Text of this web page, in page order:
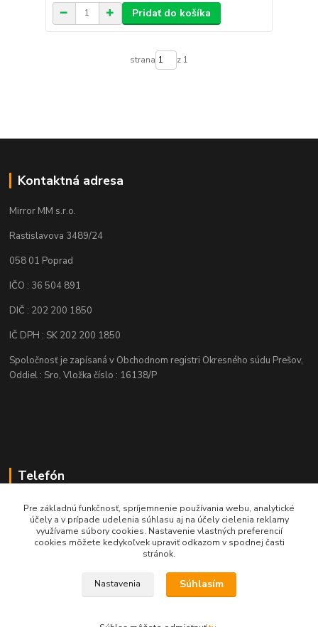
Pridať do košíka
strana z 1
Kontaktná adresa
Mirror MM s.r.o.
Rastislavova 3489/24
058 01 Poprad
IČO : 36 504 891
DIČ : 202 200 1850
IČ DPH : SK 202 200 1850
Spoločnosť je zapísaná v Obchodnom registri Okresného súdu Prešov,
Oddiel : Sro, Vložka číslo : 16138/P
Telefón
+421 905 622 625
obchod@nozeplus.sk
Pre základnú funkčnosť, spríjemnenie používania webu, analytické
účely a v prípade udelenia súhlasu aj na účely cielenia reklamy
využívame súbory cookies. Nastavenie vlastných preferencií
cookies môžete kedykoľvek upraviť odkazom v spodnej časti
stránok.
Nastavenia Súhlasím